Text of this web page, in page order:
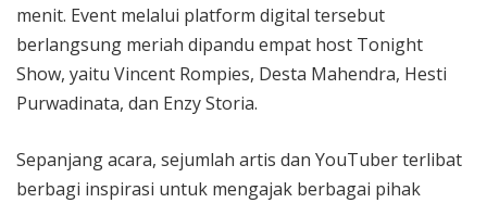
menit. Event melalui platform digital tersebut
berlangsung meriah dipandu empat host Tonight
Show, yaitu Vincent Rompies, Desta Mahendra, Hesti
Purwadinata, dan Enzy Storia.
Sepanjang acara, sejumlah artis dan YouTuber terlibat
berbagi inspirasi untuk mengajak berbagai pihak